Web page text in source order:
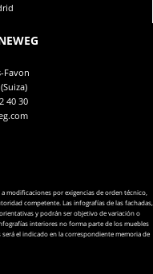
Favon
40 30
modificaciones por exigencias de orden técnico,
competente. Las infografías de las fachadas,
y podrán ser objetivo de variación o
interiores no forma parte de los muebles
el indicado en la correspondiente memoria de